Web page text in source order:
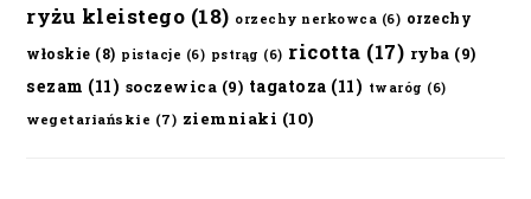
ryżu kleistego (18) orzechy nerkowca (6) orzechy
włoskie (8) pistacje (6) pstrąg (6) ricotta (17) ryba (9)
sezam (11) soczewica (9) tagatoza (11) twaróg (6)
wegetariańskie (7) ziemniaki (10)